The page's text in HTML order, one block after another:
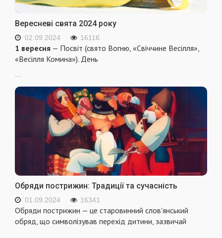
Вересневі свята 2024 року
02.09.2024 16116
1 вересня — Посвіт (свято Вогню, «Свіччине Весілля»,
«Весілля Комина»). День
Обряди пострижин: Традиції та сучасність
01.09.2024 16341
Обряди пострижин — це старовинний слов'янський
обряд, що символізував перехід дитини, зазвичай